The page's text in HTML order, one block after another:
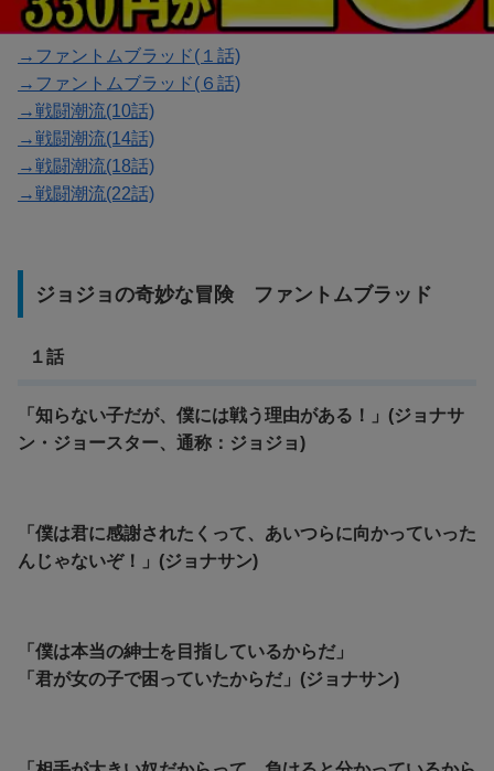
→ファントムブラッド(１話)
→ファントムブラッド(６話)
→戦闘潮流(10話)
→戦闘潮流(14話)
→戦闘潮流(18話)
→戦闘潮流(22話)
ジョジョの奇妙な冒険 ファントムブラッド
１話
「知らない子だが、僕には戦う理由がある！」(ジョナサ
ン・ジョースター、通称：ジョジョ)
「僕は君に感謝されたくって、あいつらに向かっていった
んじゃないぞ！」(ジョナサン)
「僕は本当の紳士を目指しているからだ」
「君が女の子で困っていたからだ」(ジョナサン)